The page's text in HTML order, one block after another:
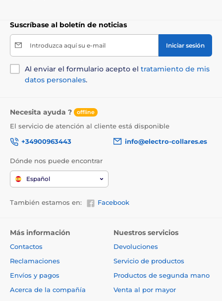
Suscríbase al boletín de noticias
Introduzca aquí su e-mail Iniciar sesión
Al enviar el formulario acepto el tratamiento de mis
datos personales.
Necesita ayuda ? offline
El servicio de atención al cliente está disponible
+34900963443
info@electro-collares.es
Dónde nos puede encontrar
Español
También estamos en: Facebook
Más información
Contactos
Reclamaciones
Envíos y pagos
Acerca de la compañía
Nuestros servicios
Devoluciones
Servicio de productos
Productos de segunda mano
Venta al por mayor